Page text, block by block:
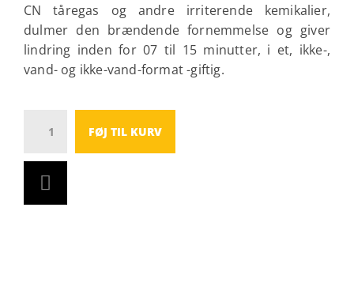
CN tåregas og andre irriterende kemikalier,
dulmer den brændende fornemmelse og giver
lindring inden for 07 til 15 minutter, i et, ikke-,
vand- og ikke-vand-format -giftig.
FØJ TIL KURV